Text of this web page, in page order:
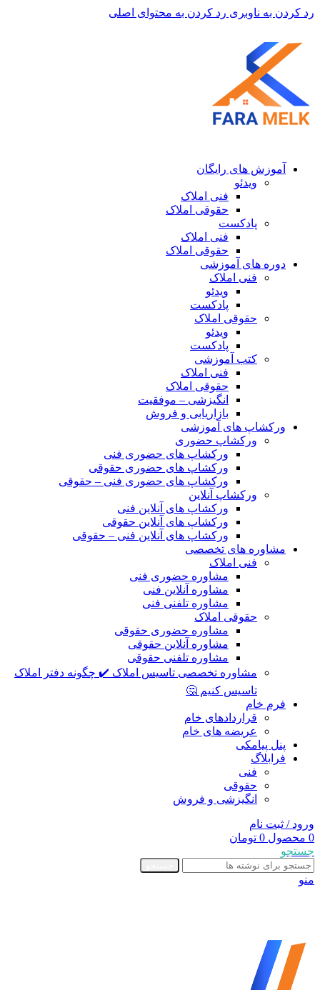
رد کردن به ناوبری رد کردن به محتوای اصلی
آموزش های رایگان
ویدئو
فنی املاک
حقوقی املاک
پادکست
فنی املاک
حقوقی املاک
دوره های آموزشی
فنی املاک
ویدئو
پادکست
حقوقی املاک
ویدئو
پادکست
کتب آموزشی
فنی املاک
حقوقی املاک
انگیزشی – موفقیت
بازاریابی و فروش
ورکشاپ های آموزشی
ورکشاپ حضوری
ورکشاپ های حضوری فنی
ورکشاپ های حضوری حقوقی
ورکشاپ های حضوری فنی – حقوقی
ورکشاپ آنلاین
ورکشاپ های آنلاین فنی
ورکشاپ های آنلاین حقوقی
ورکشاپ های آنلاین فنی – حقوقی
مشاوره های تخصصی
فنی املاک
مشاوره حضوری فنی
مشاوره آنلاین فنی
مشاوره تلفنی فنی
حقوقی املاک
مشاوره حضوری حقوقی
مشاوره آنلاین حقوقی
مشاوره تلفنی حقوقی
مشاوره تخصصی تاسیس املاک ✔️ چگونه دفتر املاک
تاسیس کنیم 🤔
فرم خام
قراردادهای خام
عریضه های خام
پنل پیامکی
فرابلاگ
فنی
حقوقی
انگیزشی و فروش
ورود / ثبت نام
0 محصول 0 تومان
جستجو
منو